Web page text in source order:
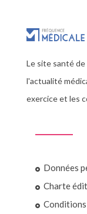
Le site santé
l'actualité
exercice et les
Données
Charte